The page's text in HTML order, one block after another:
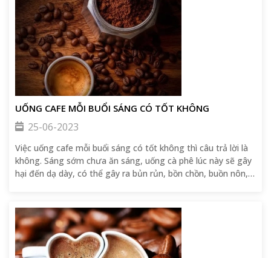
UỐNG CAFE MỖI BUỔI SÁNG CÓ TỐT KHÔNG
25-06-2023
Việc uống cafe mỗi buổi sáng có tốt không thì câu trả lời là
không. Sáng sớm chưa ăn sáng, uống cà phê lúc này sẽ gây
hại đến dạ dày, có thể gây ra bủn rủn, bồn chồn, buồn nôn,